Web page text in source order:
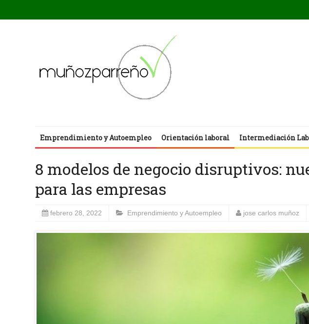
Emprendimiento y Autoempleo Orientación laboral Intermediación
8 modelos de negocio disruptivos:
para las empresas
febrero 28, 2022 Emprendimiento y Autoempleo jose carlos muñoz